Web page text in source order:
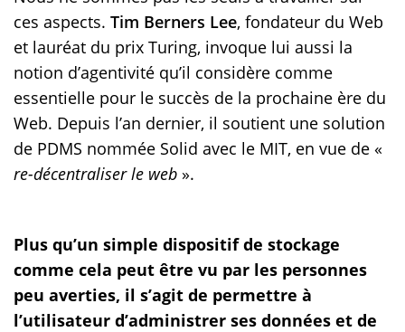
ces aspects. Tim Berners Lee, fondateur du Web
et lauréat du prix Turing, invoque lui aussi la
notion d’agentivité qu’il considère comme
essentielle pour le succès de la prochaine ère du
Web. Depuis l’an dernier, il soutient une solution
de PDMS nommée Solid avec le MIT, en vue de «
re-décentraliser le web ».
Plus qu’un simple dispositif de stockage
comme cela peut être vu par les personnes
peu averties, il s’agit de permettre à
l’utilisateur d’administrer ses données et de